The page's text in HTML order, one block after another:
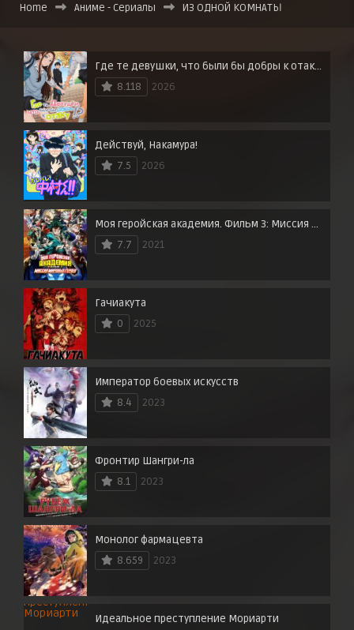
Home Аниме - Сериалы ИЗ ОДНОЙ КОМНАТЫ
Где те девушки, что были бы добры к отаку?
8.118
2026
Действуй, Накамура!
7.5
2026
Моя геройская академия. Фильм 3: Миссия мировых героев
7.7
2021
Гачиакута
0
2025
Император боевых искусств
8.4
2023
Фронтир Шангри-ла
8.1
2023
Монолог фармацевта
8.659
2023
Идеальное преступление Мориарти